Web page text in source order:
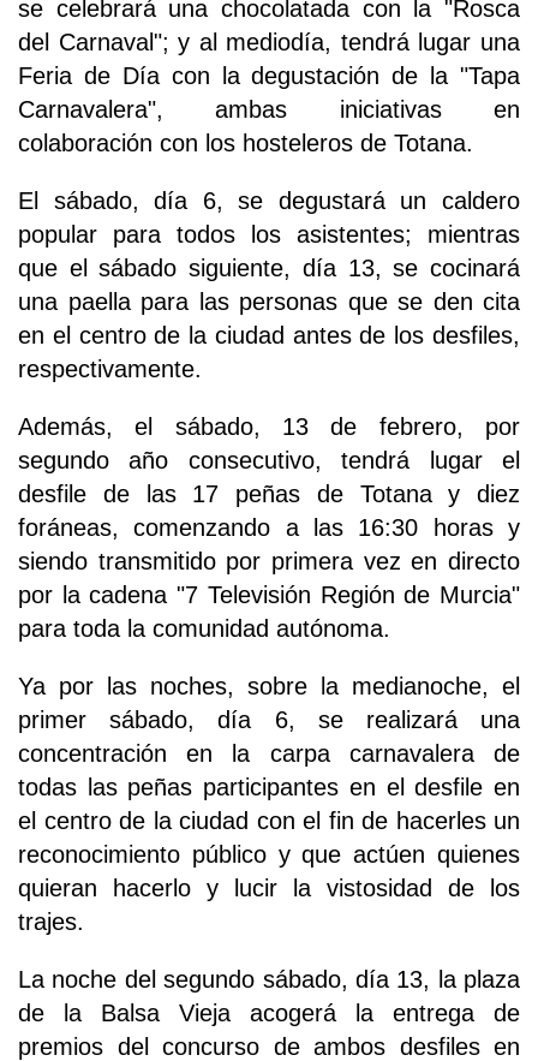
se celebrará una chocolatada con la "Rosca
del Carnaval"; y al mediodía, tendrá lugar una
Feria de Día con la degustación de la "Tapa
Carnavalera", ambas iniciativas en
colaboración con los hosteleros de Totana.
El sábado, día 6, se degustará un caldero
popular para todos los asistentes; mientras
que el sábado siguiente, día 13, se cocinará
una paella para las personas que se den cita
en el centro de la ciudad antes de los desfiles,
respectivamente.
Además, el sábado, 13 de febrero, por
segundo año consecutivo, tendrá lugar el
desfile de las 17 peñas de Totana y diez
foráneas, comenzando a las 16:30 horas y
siendo transmitido por primera vez en directo
por la cadena "7 Televisión Región de Murcia"
para toda la comunidad autónoma.
Ya por las noches, sobre la medianoche, el
primer sábado, día 6, se realizará una
concentración en la carpa carnavalera de
todas las peñas participantes en el desfile en
el centro de la ciudad con el fin de hacerles un
reconocimiento público y que actúen quienes
quieran hacerlo y lucir la vistosidad de los
trajes.
La noche del segundo sábado, día 13, la plaza
de la Balsa Vieja acogerá la entrega de
premios del concurso de ambos desfiles en